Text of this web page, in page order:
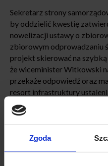
Zgoda
Sekretarz strony
by oddzielić kwestię
nowelizacji ustawy o
zbiorowym odprowadzaniu
projekt skierować na
że wiceminister Witkowski
przekaże odpowiedź oraz
resort infrastruktury
Ustalono też, że jeszcze 30
samorządowej z
Gróbarczykiem w sprawie